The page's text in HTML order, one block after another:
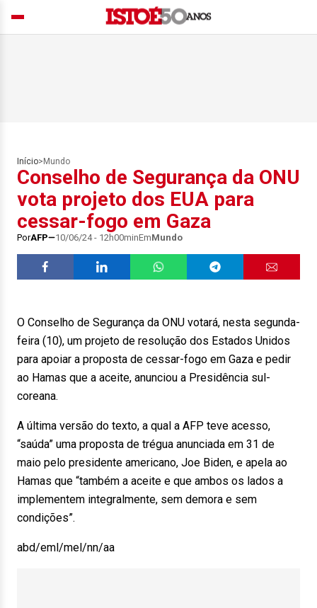
Início> Mundo
Conselho de Segurança da ONU
vota projeto dos EUA para
cessar-fogo em Gaza
PorAFP 10/06/24 - 12h00minEmMundo
O Conselho de Segurança da ONU votará, nesta segunda-
feira (10), um projeto de resolução dos Estados Unidos
para apoiar a proposta de cessar-fogo em Gaza e pedir
ao Hamas que a aceite, anunciou a Presidência sul-
coreana.
A última versão do texto, a qual a AFP teve acesso,
“saúda” uma proposta de trégua anunciada em 31 de
maio pelo presidente americano, Joe Biden, e apela ao
Hamas que “também a aceite e que ambos os lados a
implementem integralmente, sem demora e sem
condições”.
abd/eml/mel/nn/aa